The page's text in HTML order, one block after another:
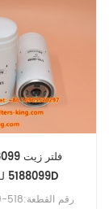
518-
5188099 لـ 636D